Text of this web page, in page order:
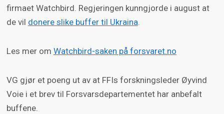
firmaet Watchbird. Regjeringen kunngjorde i august at
de vil donere slike buffer til Ukraina.
Les mer om Watchbird-saken på forsvaret.no
VG gjør et poeng ut av at FFIs forskningsleder Øyvind
Voie i et brev til Forsvarsdepartementet har anbefalt
buffene.